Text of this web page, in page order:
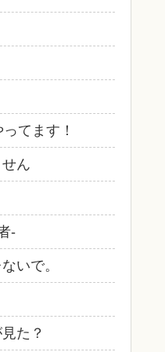
てます！
ん
-
いで。
た？